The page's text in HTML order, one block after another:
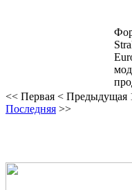
<< Первая < Предыдущая
Последняя >>